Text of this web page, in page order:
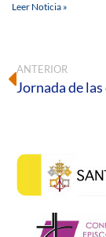
Leer Noticia »
ANTERIOR